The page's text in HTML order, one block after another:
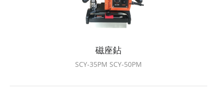
磁座鉆
SCY-35PM SCY-50PM